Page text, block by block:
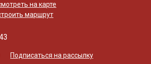
на карте
маршрут
Подписаться на рассылку